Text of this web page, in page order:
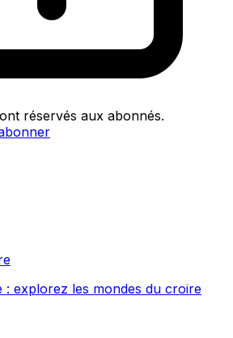
réservés aux abonnés.
: explorez les mondes du croire